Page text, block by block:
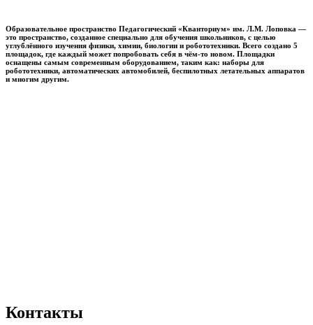
Образовательное пространство Педагогический «Кванториум» им. Л.М. Лоповка —
это пространство, созданное специально для обучения школьников, с целью
углублённого изучения физики, химии, биологии и робототехники. Всего создано 5
площадок, где каждый может попробовать себя в чём-то новом. Площадки
оснащены самым современным оборудованием, таким как: наборы для
робототехники, автоматических автомобилей, беспилотных летательных аппаратов
и многим другим.
Контакты